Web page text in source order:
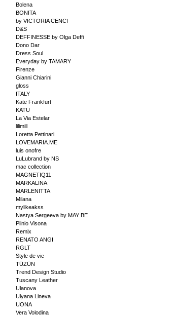
Bolena
BONITA
by VICTORIA CENCI
D&S
DEFFINESSE by Olga Deffi
Dono Dar
Dress Soul
Everyday by TAMARY
Firenze
Gianni Chiarini
gloss
ITALY
Kate Frankfurt
KATU
La Via Estelar
lilimill
Loretta Pettinari
LOVEMARIA.ME
luis onofre
LuLubrand by NS
mac collection
MAGNETIQ11
MARKALINA
MARLENITTA
Milana
mylikeakss
Nastya Sergeeva by MAY BE
Plinio Visona
Remix
RENATO ANGI
RGLT
Style de vie
TÜZÜN
Trend Design Studio
Tuscany Leather
Ulanova
Ulyana Lineva
UONA
Vera Volodina